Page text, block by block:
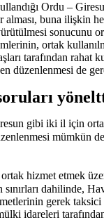
Ordu –
alması, buna ilişkin
sonucunu
ortak
tarafından rahat
düzenlenmesi de
gibi iki il için
mümkün
hizmet etmek
sınırları dahilinde,
gerek taksici
idareleri